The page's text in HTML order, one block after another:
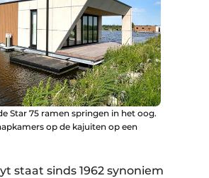
Star 75 ramen springen in het oog.
op de kajuiten op een
staat sinds 1962 synoniem